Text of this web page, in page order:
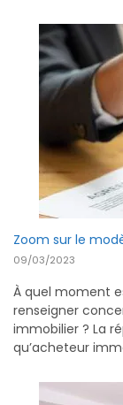
Zoom sur le
09/03/2023
À quel moment
renseigner
immobilier ? La
qu’acheteur